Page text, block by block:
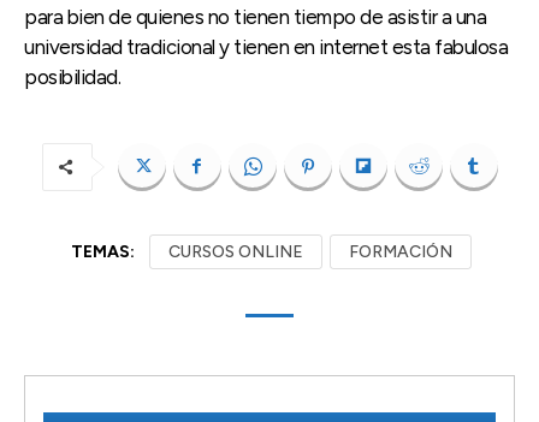
para bien de quienes no tienen tiempo de asistir a una
universidad tradicional y tienen en internet esta fabulosa
posibilidad.
TEMAS: CURSOS ONLINE FORMACIÓN